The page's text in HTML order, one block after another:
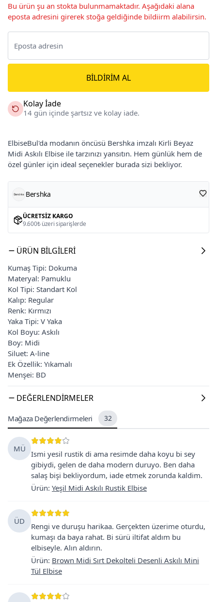
Bu ürün şu an stokta bulunmamaktadır. Aşağıdaki alana
eposta adresini girerek stoğa geldiğinde bildiirm alabilirsin.
BILDIRIM AL
Kolay İade
14 gün içinde şartsız ve kolay iade.
ElbiseBul'da modanın öncüsü Bershka imzalı Kirli Beyaz
Midi Askılı Elbise ile tarzınızı yansıtın. Hem günlük hem de
özel günler için ideal seçenekler burada sizi bekliyor.
Bershka
ÜCRETSIZ KARGO
9.600₺ üzeri siparişlerde
ÜRÜN BILGILERI
Kumaş Tipi: Dokuma
Materyal: Pamuklu
Kol Tipi: Standart Kol
Kalıp: Regular
Renk: Kırmızı
Yaka Tipi: V Yaka
Kol Boyu: Askılı
Boy: Midi
Siluet: A-line
Ek Özellik: Yıkamalı
Menşei: BD
DEĞERLENDIRMELER
Mağaza Değerlendirmeleri 32
MÜ
Ismi yesil rustik di ama resimde daha koyu bi sey
gibiydi, gelen de daha modern duruyo. Ben daha
salaş bişi bekliyordum, iade etmek zorunda kaldim.
Ürün: Yeşil Midi Askılı Rustik Elbise
ÜD
Rengi ve duruşu harikaa. Gerçekten üzerime oturdu,
kumaşı da baya rahat. Bi sürü iltifat aldım bu
elbiseyle. Alın aldırın.
Ürün: Brown Midi Sırt Dekolteli Desenli Askılı Mini
Tül Elbise